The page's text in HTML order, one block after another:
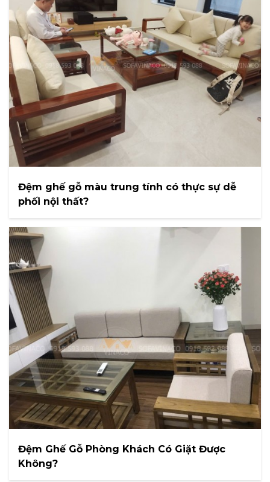
Đệm ghế gỗ màu trung tính có thực sự dễ
phối nội thất?
Đệm Ghế Gỗ Phòng Khách Có Giặt Được
Không?